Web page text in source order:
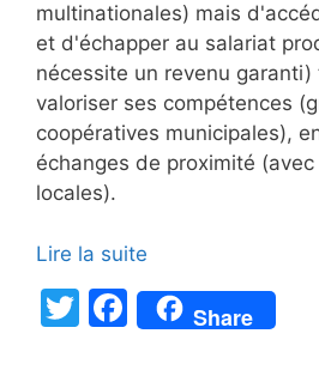
multinationales) mais
et d'échapper au salariat
nécessite un revenu
valoriser ses compétences
coopératives municipales),
échanges de proximité
locales).
Lire la suite
T
F
a
Share